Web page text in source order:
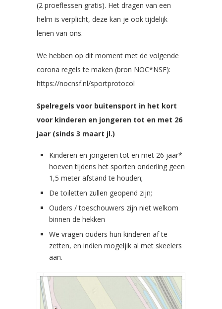
(2 proeflessen gratis). Het dragen van een
helm is verplicht, deze kan je ook tijdelijk
lenen van ons.
We hebben op dit moment met de volgende
corona regels te maken (bron NOC*NSF):
https://nocnsf.nl/sportprotocol
Spelregels voor buitensport in het kort
voor kinderen en jongeren tot en met 26
jaar (sinds 3 maart jl.)
Kinderen en jongeren tot en met 26 jaar*
hoeven tijdens het sporten onderling geen
1,5 meter afstand te houden;
De toiletten zullen geopend zijn;
Ouders / toeschouwers zijn niet welkom
binnen de hekken
We vragen ouders hun kinderen af te
zetten, en indien mogeljik al met skeelers
aan.